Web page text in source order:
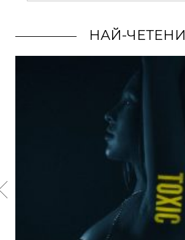
НАЙ-ЧЕТЕНИ